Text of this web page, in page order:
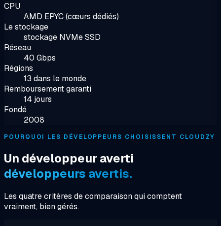
CPU
AMD EPYC (cœurs dédiés)
Le stockage
stockage NVMe SSD
Réseau
40 Gbps
Régions
13 dans le monde
Remboursement garanti
14 jours
Fondé
2008
POURQUOI LES DÉVELOPPEURS CHOISISSENT CLOUDZY
Un développeur averti
développeurs avertis.
Les quatre critères de comparaison qui comptent
vraiment, bien gérés.